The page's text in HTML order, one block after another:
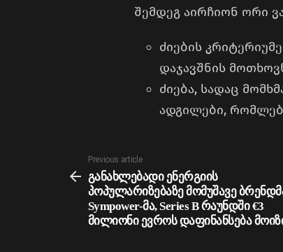
შემდეგ აირჩიონ ორი
ძიების
დაჯავშნის
ძიება, სადაც
ადგილები,
more
Previous article
განახლებადი ენერგიის
პოპულარიზებაზე მომუშავე
Sympower-მა, Series B რაუნდში €3
მილიონი ევროს დაფინანსება